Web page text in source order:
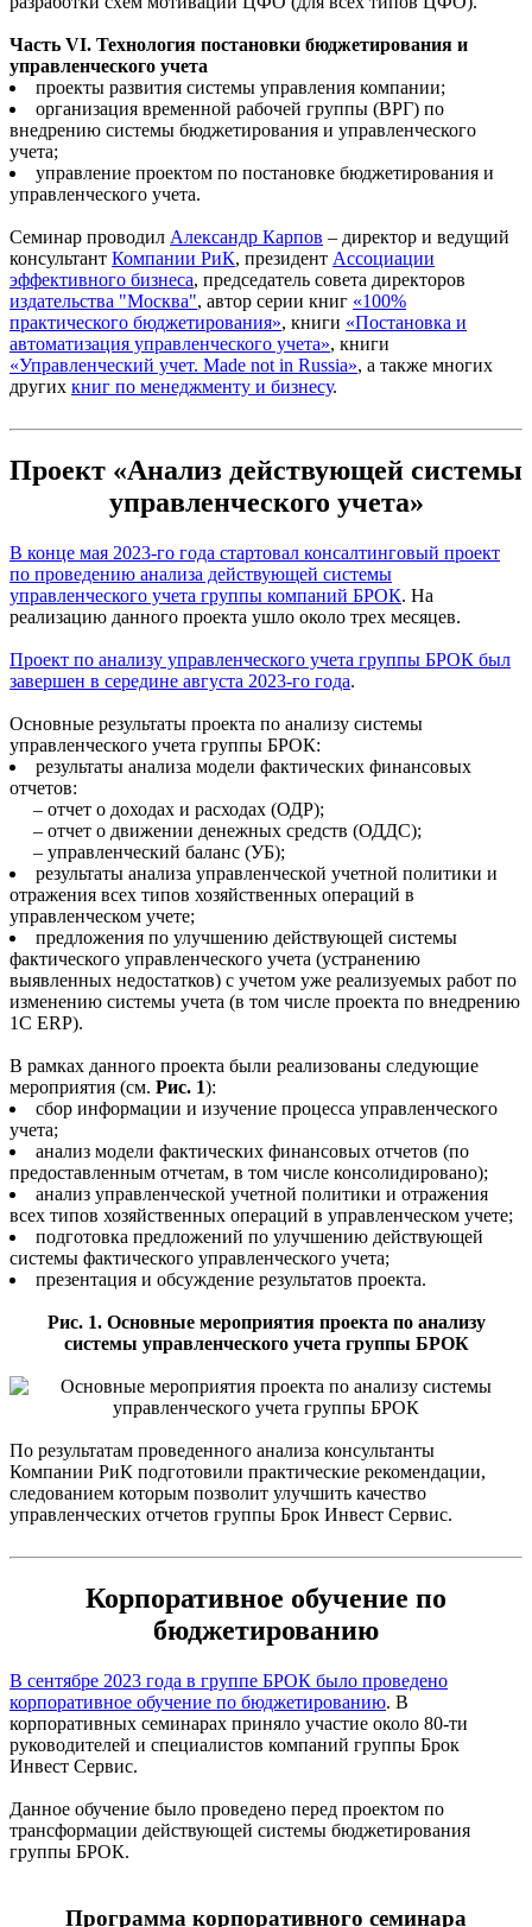
Часть VI. Технология постановки бюджетирования и
управленческого учета
проекты развития системы управления компании;
организация временной рабочей группы (ВРГ) по
внедрению системы бюджетирования и управленческого
учета;
управление проектом по постановке бюджетирования и
управленческого учета.
Семинар проводил Александр Карпов – директор и ведущий
консультант Компании РиК, президент Ассоциации
эффективного бизнеса, председатель совета директоров
издательства "Москва", автор серии книг «100%
практического бюджетирования», книги «Постановка и
автоматизация управленческого учета», книги
«Управленческий учет. Made not in Russia», а также многих
других книг по менеджменту и бизнесу.
Проект «Анализ действующей системы
управленческого учета»
В конце мая 2023-го года стартовал консалтинговый проект
по проведению анализа действующей системы
управленческого учета группы компаний БРОК. На
реализацию данного проекта ушло около трех месяцев.
Проект по анализу управленческого учета группы БРОК был
завершен в середине августа 2023-го года.
Основные результаты проекта по анализу системы
управленческого учета группы БРОК:
результаты анализа модели фактических финансовых
отчетов:
– отчет о доходах и расходах (ОДР);
– отчет о движении денежных средств (ОДДС);
– управленческий баланс (УБ);
результаты анализа управленческой учетной политики и
отражения всех типов хозяйственных операций в
управленческом учете;
предложения по улучшению действующей системы
фактического управленческого учета (устранению
выявленных недостатков) с учетом уже реализуемых работ по
изменению системы учета (в том числе проекта по внедрению
1С ERP).
В рамках данного проекта были реализованы следующие
мероприятия (см. Рис. 1):
сбор информации и изучение процесса управленческого
учета;
анализ модели фактических финансовых отчетов (по
предоставленным отчетам, в том числе консолидировано);
анализ управленческой учетной политики и отражения
всех типов хозяйственных операций в управленческом учете;
подготовка предложений по улучшению действующей
системы фактического управленческого учета;
презентация и обсуждение результатов проекта.
Рис. 1. Основные мероприятия проекта по анализу
системы управленческого учета группы БРОК
По результатам проведенного анализа консультанты
Компании РиК подготовили практические рекомендации,
следованием которым позволит улучшить качество
управленческих отчетов группы Брок Инвест Сервис.
Корпоративное обучение по
бюджетированию
В сентябре 2023 года в группе БРОК было проведено
корпоративное обучение по бюджетированию. В
корпоративных семинарах приняло участие около 80-ти
руководителей и специалистов компаний группы Брок
Инвест Сервис.
Данное обучение было проведено перед проектом по
трансформации действующей системы бюджетирования
группы БРОК.
Программа корпоративного семинара